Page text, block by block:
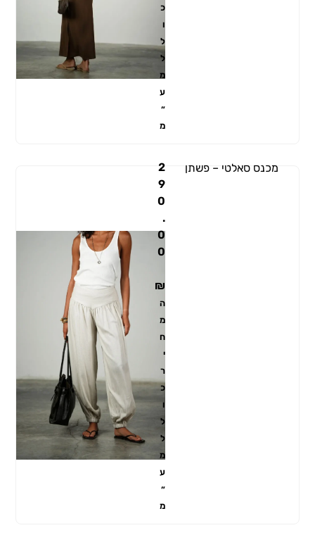
כ
ו
ל
ל
מ
ע
״
מ
2
9
0
.
0
0
₪
ה
מ
ח
י
ר
כ
ו
ל
ל
מ
ע
״
מ
מכנס סאלטי – פשתן